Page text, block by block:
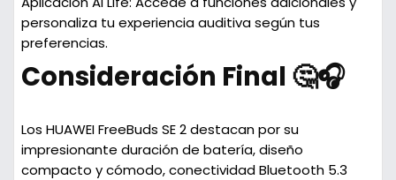
personaliza tu experiencia auditiva según tus
preferencias.
Consideración Final 🤔🎧
Los HUAWEI FreeBuds SE 2 destacan por su
impresionante duración de batería, diseño
compacto y cómodo, conectividad Bluetooth 5.3